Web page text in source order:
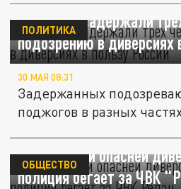
В Польше задержали
подозрению в диверсиях
ПОЛИТИКА
30 МАЯ 08:31
Задержанных
поджогов в разных
Анимешники опасней
полиция бегает за ЧВК
ОБЩЕСТВО